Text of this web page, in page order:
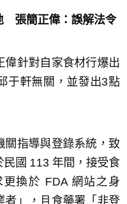
張簡正偉：誤解法令
偉針對自家食材行爆出
于軒無關，並發出3點
關指導與登錄系統，致
國 113 年間，接受食
換於 FDA 網站之身
者」，且食藥署「非登